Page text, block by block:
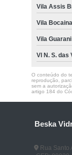
Vila Assis
Vila Bocaina
Vila Guarani
Vl N. S. das
O conteúdo do
reprodução,
sem a
artigo 184 do
Beska
Rua Santo